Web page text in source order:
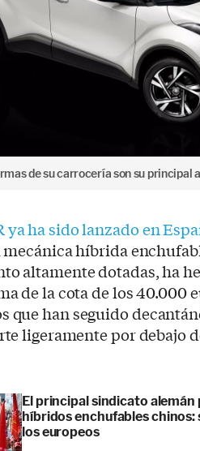
de su carrocería son su principal
ya ha sido lanzado en
híbrida
altamente dotadas, ha
de la cota de los 40.000
que han seguido
ligeramente por debajo
El principal sindicato alemán
híbridos enchufables chinos:
los europeos